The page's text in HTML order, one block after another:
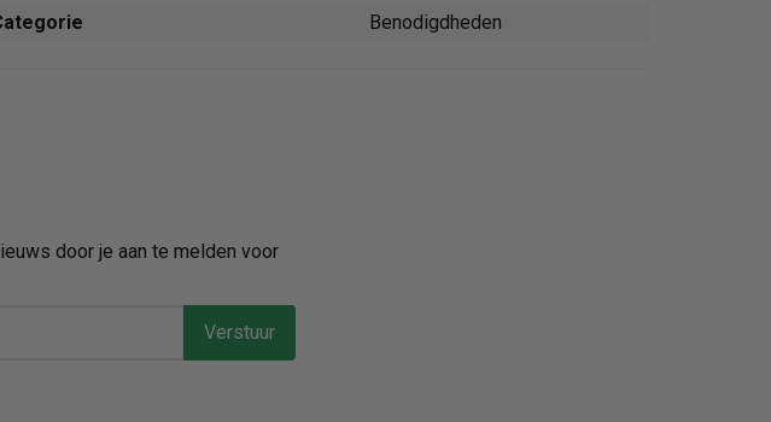
Benodigdheden
door je aan te melden voor
Verstuur